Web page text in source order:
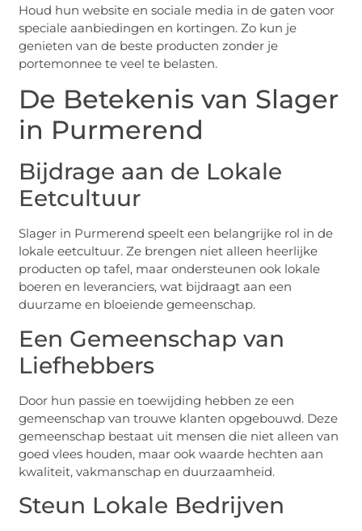
Houd hun website en sociale media in de gaten voor
speciale aanbiedingen en kortingen. Zo kun je
genieten van de beste producten zonder je
portemonnee te veel te belasten.
De Betekenis van Slager
in Purmerend
Bijdrage aan de Lokale
Eetcultuur
Slager in Purmerend speelt een belangrijke rol in de
lokale eetcultuur. Ze brengen niet alleen heerlijke
producten op tafel, maar ondersteunen ook lokale
boeren en leveranciers, wat bijdraagt aan een
duurzame en bloeiende gemeenschap.
Een Gemeenschap van
Liefhebbers
Door hun passie en toewijding hebben ze een
gemeenschap van trouwe klanten opgebouwd. Deze
gemeenschap bestaat uit mensen die niet alleen van
goed vlees houden, maar ook waarde hechten aan
kwaliteit, vakmanschap en duurzaamheid.
Steun Lokale Bedrijven